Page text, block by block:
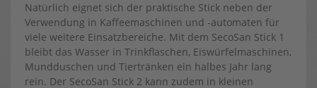
Natürlich eignet sich der praktische Stick neben der
Verwendung in Kaffeemaschinen und -automaten für
viele weitere Einsatzbereiche. Mit dem SecoSan Stick 1
bleibt das Wasser in Trinkflaschen, Eiswürfelmaschinen,
Mundduschen und Tiertränken ein halbes Jahr lang
rein. Der SecoSan Stick 2 kann zudem in kleinen